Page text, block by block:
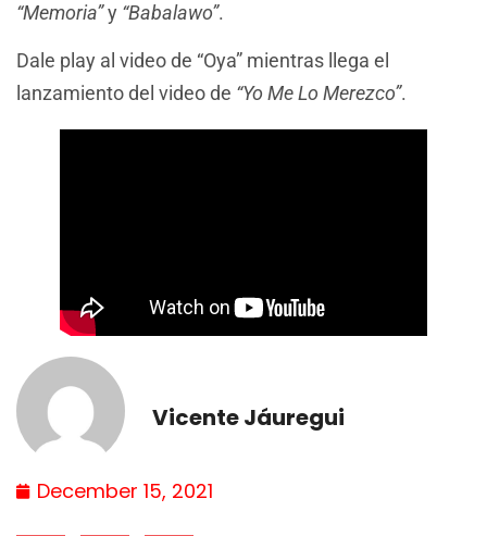
“Memoria”y “Babalawo”.
Dale play al video de “Oya” mientras llega el
lanzamiento del video de “Yo Me Lo Merezco”.
Vicente Jáuregui
December 15, 2021